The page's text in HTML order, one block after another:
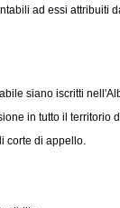
ad essi attribuiti
siano iscritti
in tutto il territorio
corte di appello.